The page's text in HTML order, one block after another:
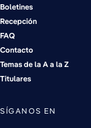
Boletines
Recepción
FAQ
Contacto
Temas de la A a la Z
Titulares
SÍGANOS EN